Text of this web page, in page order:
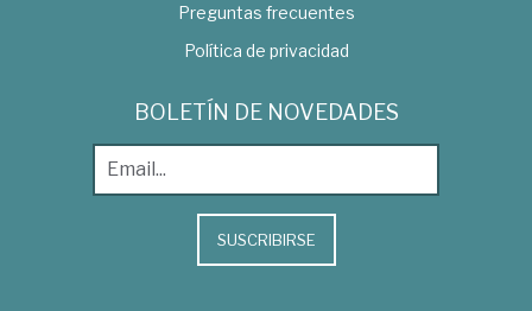
Preguntas frecuentes
Política de privacidad
BOLETÍN DE NOVEDADES
SUSCRIBIRSE